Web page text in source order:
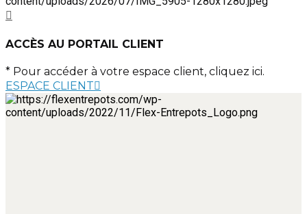
ACCÈS AU PORTAIL CLIENT
* Pour accéder à votre espace client, cliquez ici.
ESPACE CLIENT